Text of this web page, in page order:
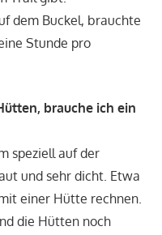
dem Buckel, brauchte
Stunde pro
brauche ich ein
speziell auf der
und sehr dicht. Etwa
einer Hütte rechnen.
die Hütten noch